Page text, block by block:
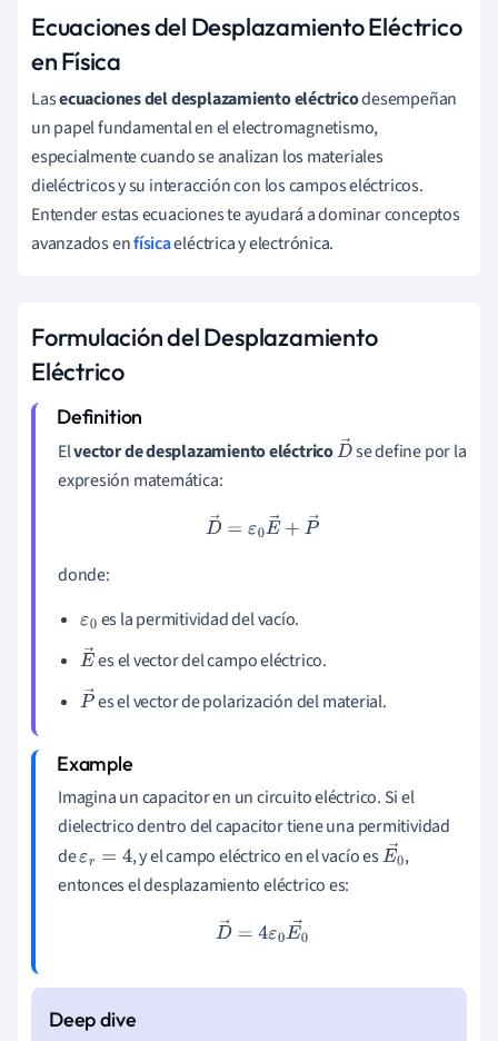
Ecuaciones del Desplazamiento Eléctrico
en Física
Lasecuaciones del desplazamiento eléctricodesempeñan
un papel fundamental en el electromagnetismo,
especialmente cuando se analizan los materiales
dieléctricos y su interacción con los campos eléctricos.
Entender estas ecuaciones te ayudará a dominar conceptos
avanzados enfísicaeléctrica y electrónica.
Formulación del Desplazamiento
Eléctrico
Elvector de desplazamiento eléctricoD se define por la
expresión matemática:
D →= ε0E→+P →
donde:
ε0 es la permitividad del vacío.
E
→
es el vector del campo eléctrico.
P es el vector de polarización del material.
Imagina un capacitor en un circuito eléctrico. Si el
dielectrico dentro del capacitor tiene una permitividad
deεr= 4 , y el campo eléctrico en el vacío esE0 ,
entonces el desplazamiento eléctrico es:
D→=4ε0E0→